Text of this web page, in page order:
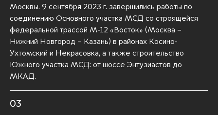
Москвы. 9 сентября 2023 г. завершились работы по
соединению Основного участка МСД со строящейся
федеральной трассой М-12 «Восток» (Москва –
Нижний Новгород – Казань) в районах Косино-
Ухтомский и Некрасовка, а также строительство
Южного участка МСД: от шоссе Энтузиастов до
МКАД.
03